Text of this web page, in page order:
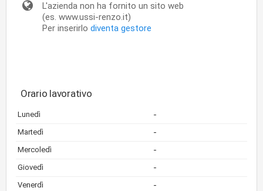
L'azienda non ha fornito un sito web
(es. www.ussi-renzo.it)
Per inserirlo diventa gestore
Orario lavorativo
Lunedì -
Martedì -
Mercoledì -
Giovedì -
Venerdì -